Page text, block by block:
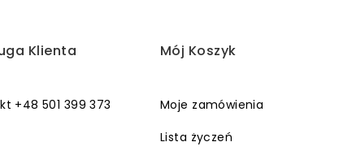
Klienta
+48 501 399 373
Mój Koszyk
Moje zamówienia
Lista życzeń